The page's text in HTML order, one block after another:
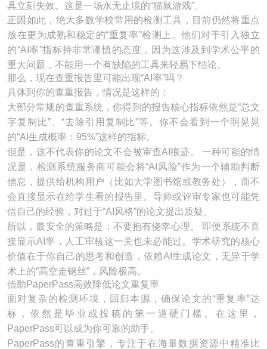
具立刻失效。这是一场永无止境的“猫鼠游戏”。
正因如此，绝大多数学校常用的检测工具，目前仍然将重点
放在更为成熟和稳定的“重复率”检测上。他们对于引入独立
的“AI率”指标持非常谨慎的态度，因为这涉及到学术公平的
重大问题，不能用一个有缺陷的工具来轻易下结论。
那么，现在查重报告里可能出现“AI率”吗？
具体到你的查重报告，情况是这样的：
大部分常规的查重系统，你得到的报告核心指标依然是“总文
字复制比”、“去除引用复制比”等。你不会看到一个明晃晃
的“AI生成概率：95%”这样的指标。
但是，这不代表你的论文不会被审查AI痕迹。 一种可能的情
况是，检测系统服务商可能会将“AI风险”作为一个辅助判断
信息，提供给机构用户（比如大学图书馆或教务处），而不
会直接显示在给学生看的报告里。导师或评审专家也可能凭
借自己的经验，对过于“AI风格”的论文提出质疑。
所以，最安全的策略是：不要抱有侥幸心理。 即便系统不直
接显示AI率，人工审核这一关也未必能过。学术研究的核心
价值在于你自己的思考和创造，依赖AI生成论文，无异于学
术上的“高空走钢丝”，风险极高。
借助PaperPass高效降低论文重复率
面对复杂的检测环境，回归本源，确保论文的“重复率”达
标，依然是毕业或投稿的第一道硬门槛。在这里，
PaperPass可以成为你可靠的助手。
PaperPass的查重引擎，专注于在海量数据资源中精准比